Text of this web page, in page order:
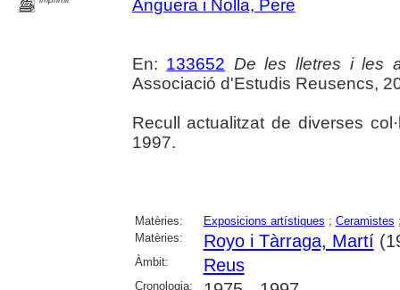
Anguera i Nolla, Pere
En: 133652 De les lletres i les
Associació d'Estudis Reusencs,
Recull actualitzat de diverses
1997.
Matèries: Exposicions artístiques ; Ceramistes
Matèries:
Royo i Tàrraga, Martí
Àmbit: Reus
Cronologia: